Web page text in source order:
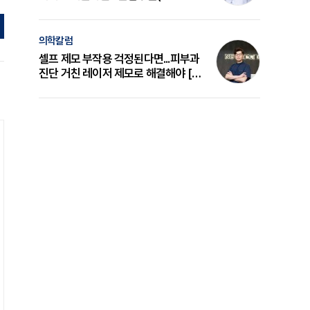
의학칼럼
셀프 제모 부작용 걱정된다면...피부과
진단 거친 레이저 제모로 해결해야 [변